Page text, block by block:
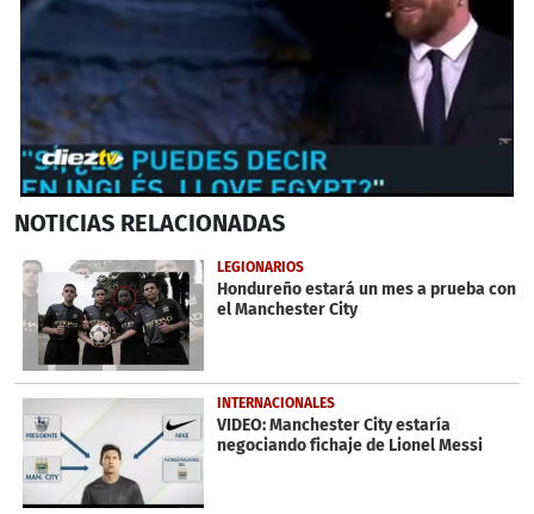
seconds
22
seconds
NOTICIAS RELACIONADAS
LEGIONARIOS
Hondureño estará un mes a prueba con
el Manchester City
INTERNACIONALES
VIDEO: Manchester City estaría
negociando fichaje de Lionel Messi